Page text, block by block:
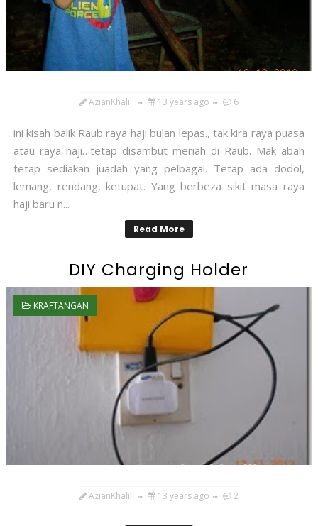
AzianKhalil 13 years ago 6
ini kisah balik Raub raya haji bulan lepas., tak kira raya puasa
atau raya haji…tetap disambut meriah di Raub. Mak abah
tetap sediakan juadah yang pelbagai. Tetap ada dodol,
lemang, rendang, ketupat. Yang berbeza sikit masa raya
haji baru n...
Read More
DIY Charging Holder
KRAFTANGAN
AzianKhalil 13 years ago 2